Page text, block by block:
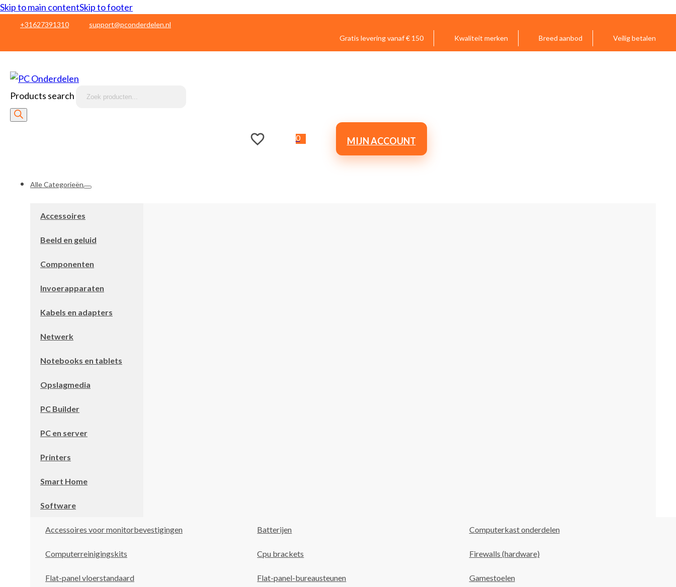
Skip to main contentSkip to footer
+31627391310
support@pconderdelen.nl
Gratis levering vanaf € 150
Kwaliteit merken Breed aanbod Veilig betalen
Products search
0 MIJN ACCOUNT
Alle Categorieën
Accessoires
Beeld en geluid
Componenten
Invoerapparaten
Kabels en adapters
Netwerk
Notebooks en tablets
Opslagmedia
PC Builder
PC en server
Printers
Smart Home
Software
Accessoires voor monitorbevestigingen Batterijen Computerkast onderdelen
Computerreinigingskits Cpu brackets Firewalls (hardware)
Flat-panel vloerstandaard Flat-panel-bureausteunen Gamestoelen